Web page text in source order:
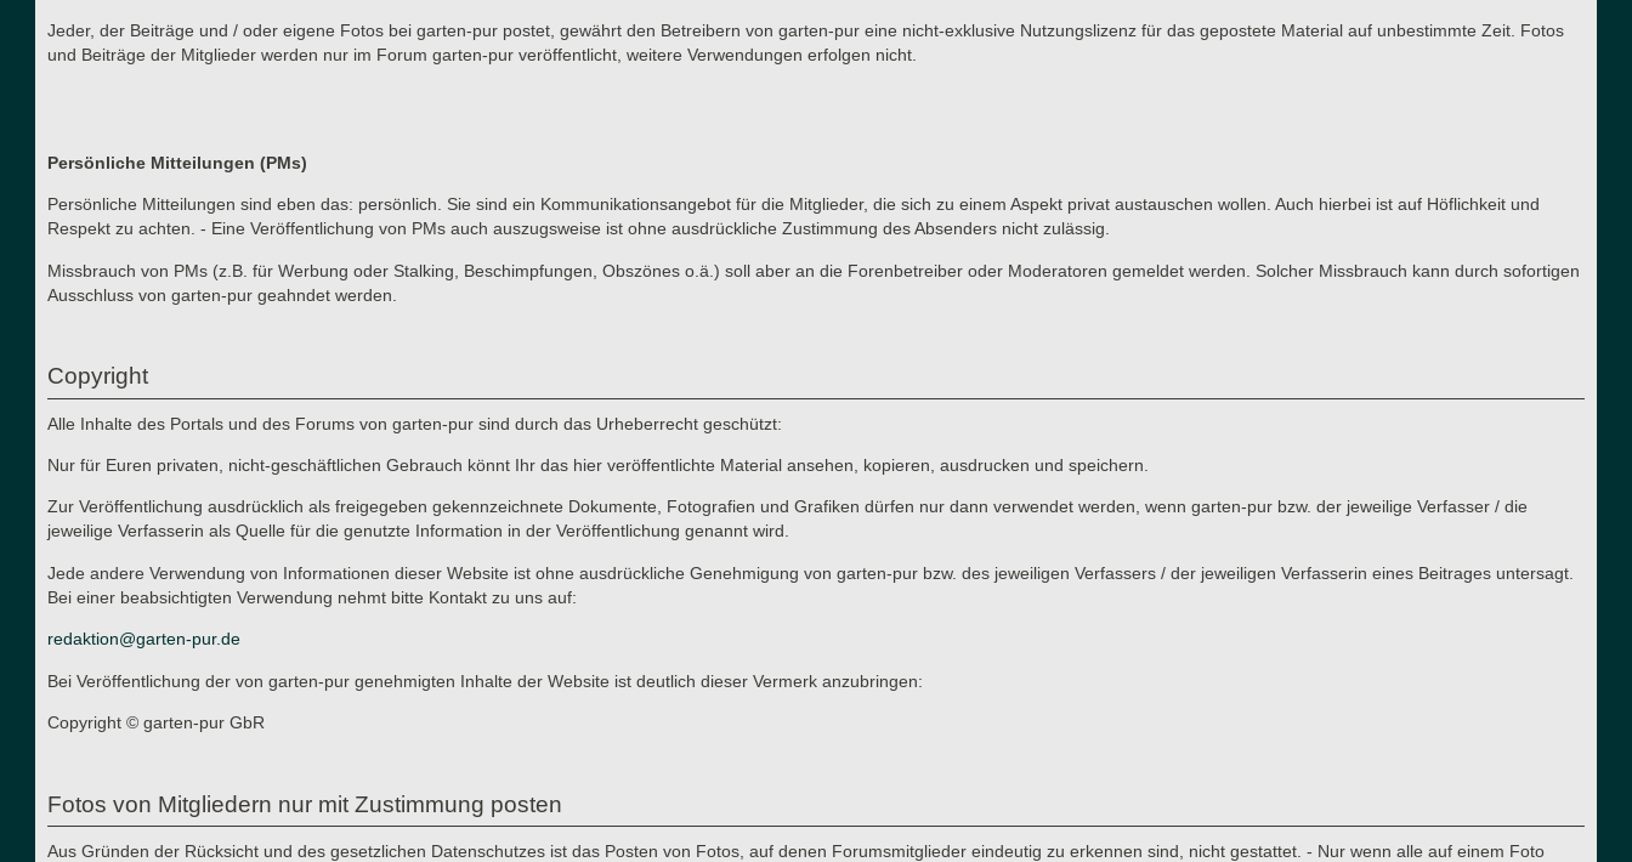
Jeder, der Beiträge und / oder eigene Fotos bei garten-pur postet, gewährt den Betreibern von garten-pur eine nicht-exklusive Nutzungslizenz für das gepostete Material auf unbestimmte Zeit. Fotos
und Beiträge der Mitglieder werden nur im Forum garten-pur veröffentlicht, weitere Verwendungen erfolgen nicht.
Persönliche Mitteilungen (PMs)
Persönliche Mitteilungen sind eben das: persönlich. Sie sind ein Kommunikationsangebot für die Mitglieder, die sich zu einem Aspekt privat austauschen wollen. Auch hierbei ist auf Höflichkeit und
Respekt zu achten. - Eine Veröffentlichung von PMs auch auszugsweise ist ohne ausdrückliche Zustimmung des Absenders nicht zulässig.
Missbrauch von PMs (z.B. für Werbung oder Stalking, Beschimpfungen, Obszönes o.ä.) soll aber an die Forenbetreiber oder Moderatoren gemeldet werden. Solcher Missbrauch kann durch sofortigen
Ausschluss von garten-pur geahndet werden.
Copyright
Alle Inhalte des Portals und des Forums von garten-pur sind durch das Urheberrecht geschützt:
Nur für Euren privaten, nicht-geschäftlichen Gebrauch könnt Ihr das hier veröffentlichte Material ansehen, kopieren, ausdrucken und speichern.
Zur Veröffentlichung ausdrücklich als freigegeben gekennzeichnete Dokumente, Fotografien und Grafiken dürfen nur dann verwendet werden, wenn garten-pur bzw. der jeweilige Verfasser / die
jeweilige Verfasserin als Quelle für die genutzte Information in der Veröffentlichung genannt wird.
Jede andere Verwendung von Informationen dieser Website ist ohne ausdrückliche Genehmigung von garten-pur bzw. des jeweiligen Verfassers / der jeweiligen Verfasserin eines Beitrages untersagt.
Bei einer beabsichtigten Verwendung nehmt bitte Kontakt zu uns auf:
redaktion@garten-pur.de
Bei Veröffentlichung der von garten-pur genehmigten Inhalte der Website ist deutlich dieser Vermerk anzubringen:
Copyright © garten-pur GbR
Fotos von Mitgliedern nur mit Zustimmung posten
Aus Gründen der Rücksicht und des gesetzlichen Datenschutzes ist das Posten von Fotos, auf denen Forumsmitglieder eindeutig zu erkennen sind, nicht gestattet. - Nur wenn alle auf einem Foto